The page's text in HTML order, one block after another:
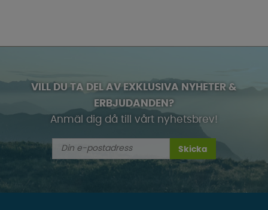
VILL DU TA DEL AV EXKLUSIVA NYHETER &
ERBJUDANDEN?
Anmäl dig då till vårt nyhetsbrev!
Skicka